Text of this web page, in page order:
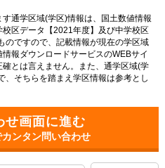
通学区域(学区)情報は、国土数値情報
区データ【2021年度】及び中学校区
のですので、記載情報が現在の学区域
報ダウンロードサービスのWEBサイ
とは言えません。また、通学区域(学
、そちらを踏まえ学区情報は参考とし
ンタン問い合わせ